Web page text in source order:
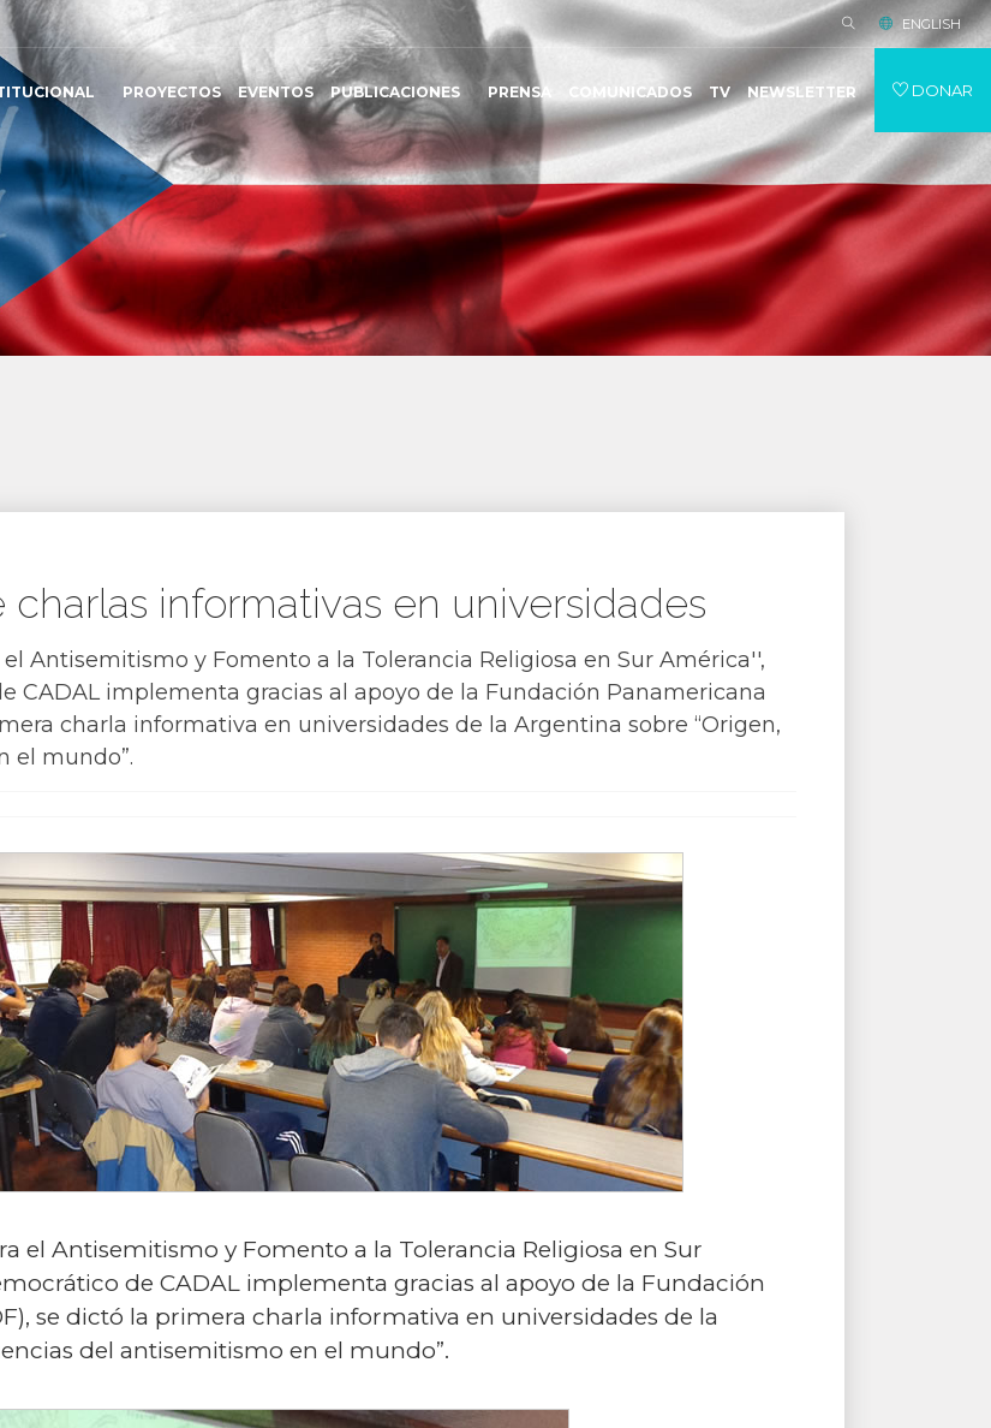
ENGLISH
PROYECTOS EVENTOS PUBLICACIONES PRENSA COMUNICADOS TV NEWSLETTER DONAR
informativas en universidades
Antisemitismo y Fomento a la Tolerancia Religiosa en Sur América'',
CADAL implementa gracias al apoyo de la Fundación Panamericana
charla informativa en universidades de la Argentina sobre “Origen,
el mundo”.
el Antisemitismo y Fomento a la Tolerancia Religiosa en Sur
de CADAL implementa gracias al apoyo de la Fundación
se dictó la primera charla informativa en universidades de la
del antisemitismo en el mundo”.